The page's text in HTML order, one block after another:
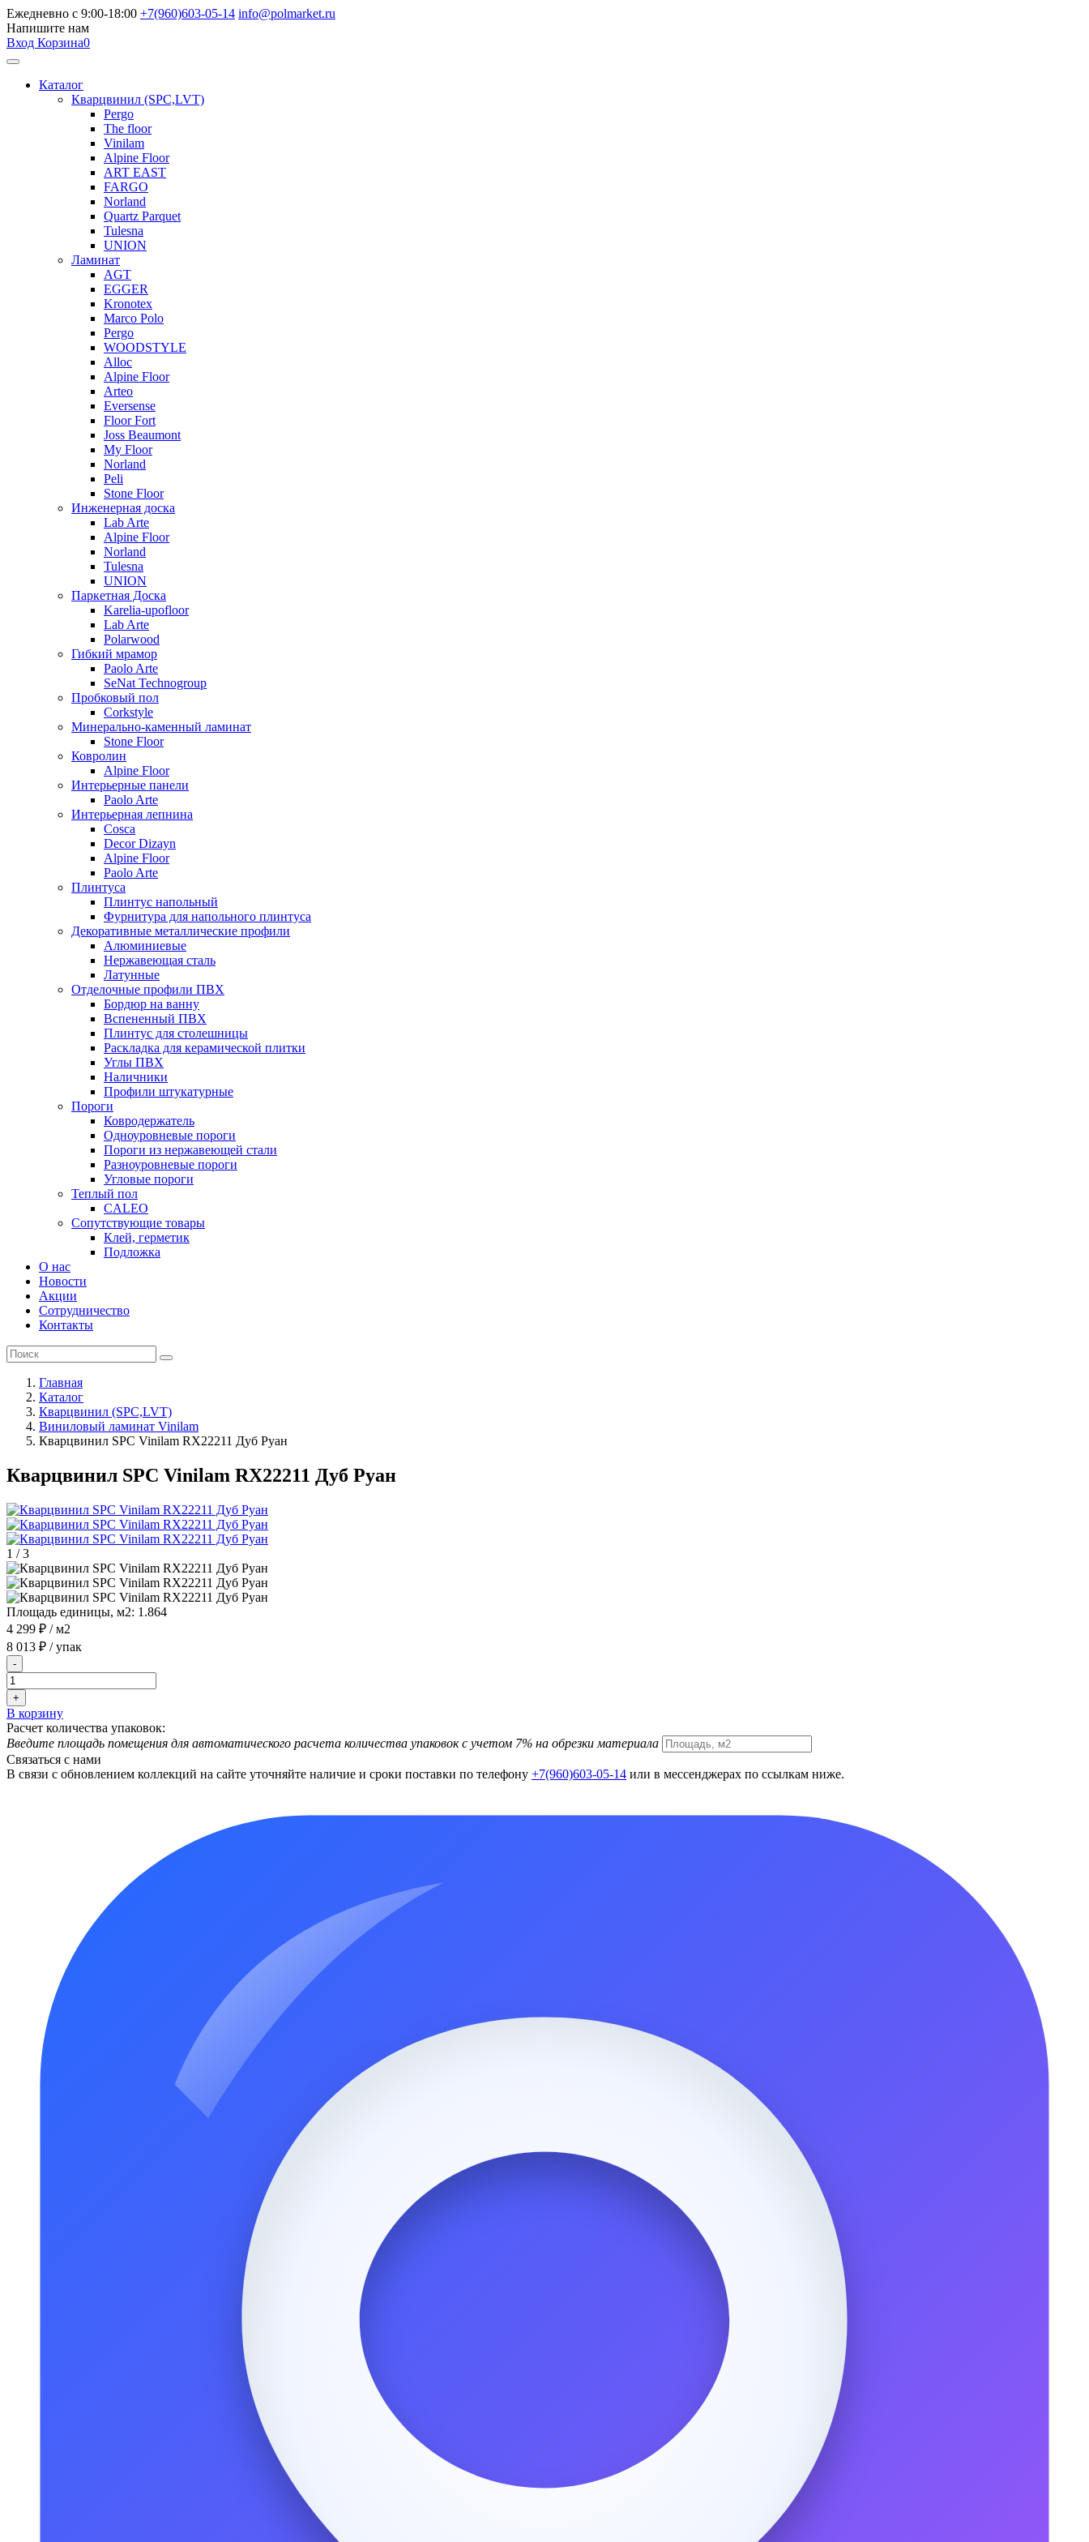
Ежедневно с 9:00-18:00 +7(960)603-05-14 info@polmarket.ru
Напишите нам
Вход Корзина0
Каталог
Кварцвинил (SPC,LVT)
Pergo
The floor
Vinilam
Alpine Floor
ART EAST
FARGO
Norland
Quartz Parquet
Tulesna
UNION
Ламинат
AGT
EGGER
Kronotex
Marco Polo
Pergo
WOODSTYLE
Alloc
Alpine Floor
Arteo
Eversense
Floor Fort
Joss Beaumont
My Floor
Norland
Peli
Stone Floor
Инженерная доска
Lab Arte
Alpine Floor
Norland
Tulesna
UNION
Паркетная Доска
Karelia-upofloor
Lab Arte
Polarwood
Гибкий мрамор
Paolo Arte
SeNat Technogroup
Пробковый пол
Corkstyle
Минерально-каменный ламинат
Stone Floor
Ковролин
Alpine Floor
Интерьерные панели
Paolo Arte
Интерьерная лепнина
Cosca
Decor Dizayn
Alpine Floor
Paolo Arte
Плинтуса
Плинтус напольный
Фурнитура для напольного плинтуса
Декоративные металлические профили
Алюминиевые
Нержавеющая сталь
Латунные
Отделочные профили ПВХ
Бордюр на ванну
Вспененный ПВХ
Плинтус для столешницы
Раскладка для керамической плитки
Углы ПВХ
Наличники
Профили штукатурные
Пороги
Ковродержатель
Одноуровневые пороги
Пороги из нержавеющей стали
Разноуровневые пороги
Угловые пороги
Теплый пол
CALEO
Сопутствующие товары
Клей, герметик
Подложка
О нас
Новости
Акции
Сотрудничество
Контакты
Главная
Каталог
Кварцвинил (SPC,LVT)
Виниловый ламинат Vinilam
Кварцвинил SPC Vinilam RX22211 Дуб Руан
Кварцвинил SPC Vinilam RX22211 Дуб Руан
1 /3
Площадь единицы, м2: 1.864
4 299 ₽ / м2
8 013 ₽ / упак
-
+
В корзину
Расчет количества упаковок:
Введите площадь помещения для автоматического расчета количества упаковок с учетом 7% на обрезки материала
Связаться с нами
В связи с обновлением коллекций на сайте уточняйте наличие и сроки поставки по телефону +7(960)603-05-14 или в мессенджерах по ссылкам ниже.